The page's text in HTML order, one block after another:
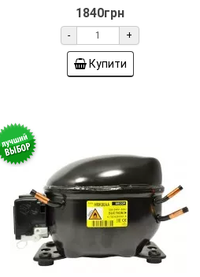
1840грн
- +
Купити